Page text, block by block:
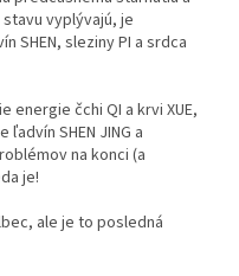
vyplývajú, je
SHEN, sleziny PI a srdca
energie čchi QI a krvi XUE,
SHEN JING a
na konci (a
je!
ale je to posledná